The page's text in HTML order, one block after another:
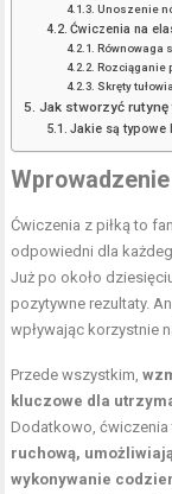
Unoszenie
Ćwiczenia na
Równowaga
Rozciąganie
Skręty
Jak stworzyć
Jakie są typowe
Ćwiczenia z piłką to
odpowiedni dla
Już po około
pozytywne rezultaty.
wpływając korzystnie
Przede wszystkim,
kluczowe dla
Dodatkowo, ćwiczenia
ruchową,
wykonywanie